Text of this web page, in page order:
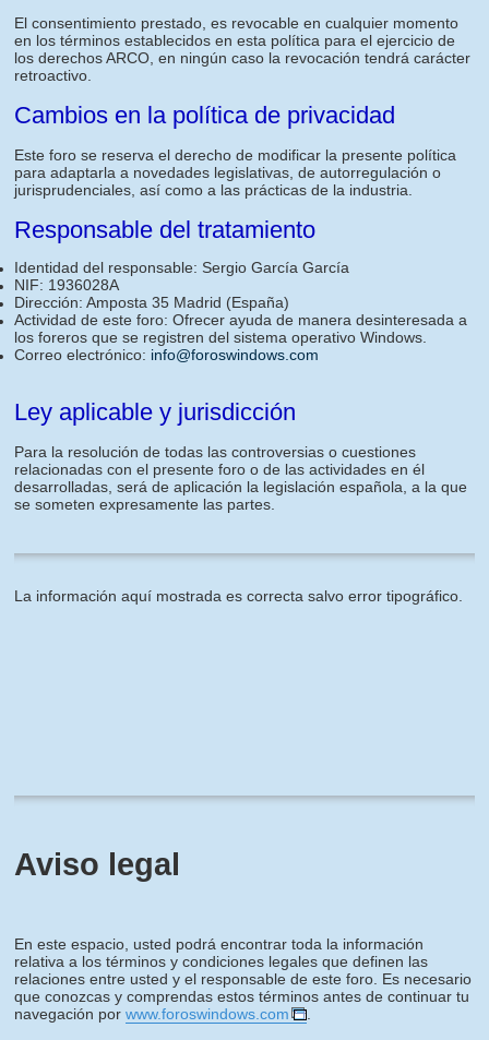
El consentimiento prestado, es revocable en cualquier momento
en los términos establecidos en esta política para el ejercicio de
los derechos ARCO, en ningún caso la revocación tendrá carácter
retroactivo.
Cambios en la política de privacidad
Este foro se reserva el derecho de modificar la presente política
para adaptarla a novedades legislativas, de autorregulación o
jurisprudenciales, así como a las prácticas de la industria.
Responsable del tratamiento
Identidad del responsable: Sergio García García
NIF: 1936028A
Dirección: Amposta 35 Madrid (España)
Actividad de este foro: Ofrecer ayuda de manera desinteresada a
los foreros que se registren del sistema operativo Windows.
Correo electrónico: info@foroswindows.com
Ley aplicable y jurisdicción
Para la resolución de todas las controversias o cuestiones
relacionadas con el presente foro o de las actividades en él
desarrolladas, será de aplicación la legislación española, a la que
se someten expresamente las partes.
La información aquí mostrada es correcta salvo error tipográfico.
Aviso legal
En este espacio, usted podrá encontrar toda la información
relativa a los términos y condiciones legales que definen las
relaciones entre usted y el responsable de este foro. Es necesario
que conozcas y comprendas estos términos antes de continuar tu
navegación por www.foroswindows.com